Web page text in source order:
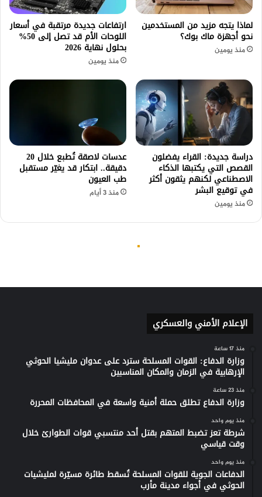
الإعلام الأمني والعسكري
منذ 17 ساعة
وزارة الدفاع: القوات المسلحة سترد على عدوان مليشيا الحوثي
الإرهابية في الزمان والمكان المناسبين
منذ 23 ساعة
وزارة الدفاع تطلق حملة أمنية واسعة في المحافظات المحررة
منذ يوم واحد
شرطة تعز تضبط المتهم بقتل أحد منتسبي قوات الطوارئ خلال
وقت قياسي
منذ يوم واحد
الدفاعات الجوية للقوات المسلحة تُسقط طائرة مسيّرة لمليشيات
الحوثي في أجواء مدينة مأرب